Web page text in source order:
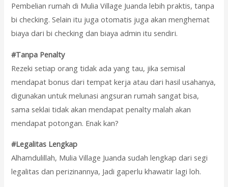
Pembelian rumah di Mulia Village Juanda lebih praktis, tanpa
bi checking. Selain itu juga otomatis juga akan menghemat
biaya dari bi checking dan biaya admin itu sendiri.
#Tanpa Penalty
Rezeki setiap orang tidak ada yang tau, jika semisal
mendapat bonus dari tempat kerja atau dari hasil usahanya,
digunakan untuk melunasi angsuran rumah sangat bisa,
sama seklai tidak akan mendapat penalty malah akan
mendapat potongan. Enak kan?
#Legalitas Lengkap
Alhamdulillah, Mulia Village Juanda sudah lengkap dari segi
legalitas dan perizinannya, Jadi gaperlu khawatir lagi loh.